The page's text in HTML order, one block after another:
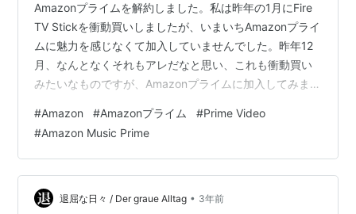
Amazonプライムを解約しました。私は昨年の1月にFire
TV Stickを衝動買いしましたが、いまいちAmazonプライ
ムに魅力を感じなくて加入していませんでした。昨年12
月、なんとなくそれもアレだなと思い、これも衝動買い
みたいなものですが、Amazonプライムに加入してみまし
Amazonプライムに加入した感想はこんな感じ↓です。〇
Prime Video ・「ぼっち・ざ・ろっく！」が無料で見ら
れたのは良かった。近所のGEOならDVD6枚なので660円
掛かった筈。 ・「ぼっち・ざ・ろっく！」以外では、最
近は映画を映画館で見ることが多く、活用しな…
#Amazon #Amazonプライム #Prime Video
#Amazon Music Prime
退屈な日々 / Der graue Alltag • 3年前